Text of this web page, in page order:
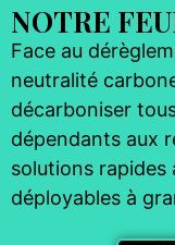
NOTRE
Face au
neutralité
décarboniser
dépendants aux
solutions
déployables à